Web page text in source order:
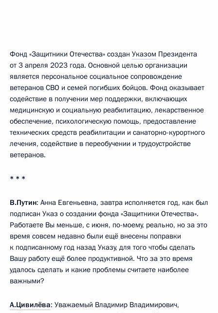
Фонд «Защитники Отечества» создан Указом Президента
от 3 апреля 2023 года. Основной целью организации
является персональное социальное сопровождение
ветеранов CBO и семей погибших бойцов. Фонд оказывает
содействие в получении мер поддержки, включающих
медицинскую и социальную реабилитацию, лекарственное
обеспечение, психологическую помощь, предоставление
технических средств реабилитации и санаторно-курортного
лечения, содействие в переобучении и трудоустройстве
ветеранов.
* * *
В.Путин: Анна Евгеньевна, завтра исполняется год, как был
подписан Указ о создании фонда «Защитники Отечества».
Работаете Вы меньше, с июня, по-моему, реально, но за это
время совсем недавно были ещё внесены поправки
к подписанному год назад Указу, для того чтобы сделать
Вашу работу ещё более продуктивной. Что за это время
удалось сделать и какие проблемы считаете наиболее
важными?
А.Цивилёва: Уважаемый Владимир Владимирович,